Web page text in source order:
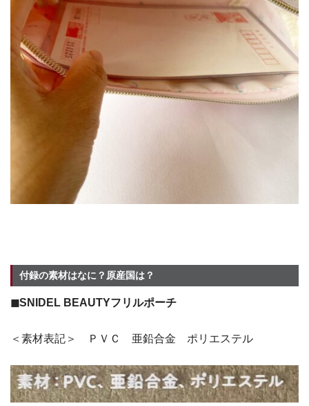
付録の素材はなに？原産国は？
◼︎SNIDEL BEAUTYフリルポーチ
＜素材表記＞ ＰＶＣ 亜鉛合金 ポリエステル